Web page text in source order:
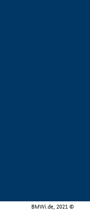
BMWi.de, 2021 ©